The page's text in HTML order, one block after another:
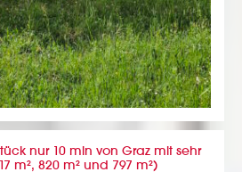
nur 10 min von Graz mit sehr
m², 820 m² und 797 m²)